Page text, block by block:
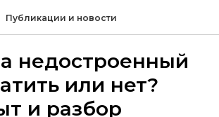
Публикации и новости
недостроенный
или нет?
и разбор